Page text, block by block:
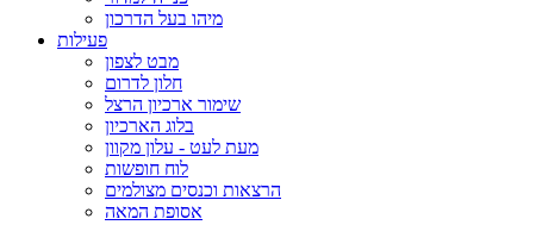
מיהו בעל הדרכון
פעילות
מבט לצפון
חלון לדרום
שימור ארכיון הרצל
בלוג הארכיון
מעת לעט - עלון מקוון
לוח חופשות
הרצאות וכנסים מצולמים
אסופת המאה